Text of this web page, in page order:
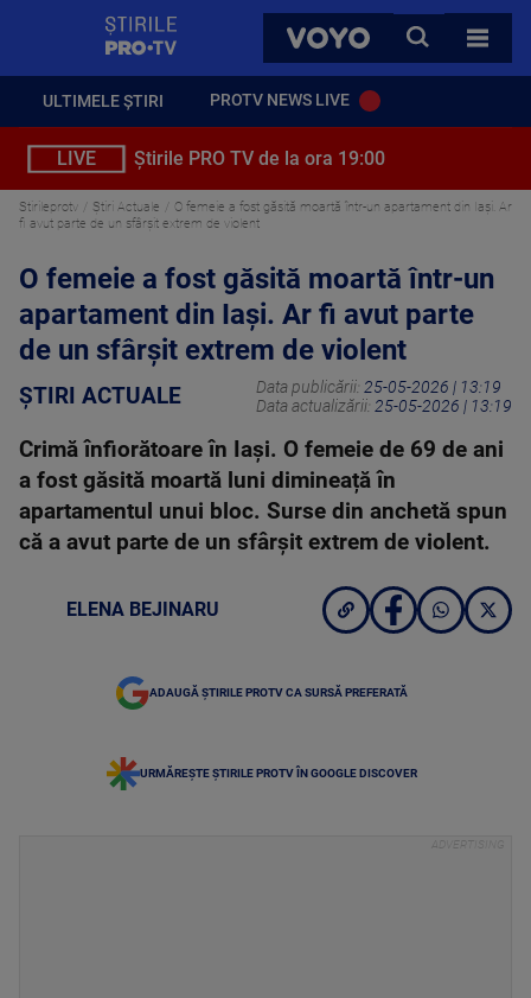
VOYO
CAUTA
TOATE
ULTIMELE ȘTIRI PROTV NEWS LIVE
LIVE Știrile PRO TV de la ora 19:00
Stirileprotv Știri Actuale
O femeie a fost găsită moartă într-un apartament din Iași. Ar
fi avut parte de un sfârșit extrem de violent
O femeie a fost găsită moartă într-un
apartament din Iași. Ar fi avut parte
de un sfârșit extrem de violent
ȘTIRI ACTUALE Data publicării: 25-05-2026 | 13:19
Data actualizării: 25-05-2026 | 13:19
Crimă înfiorătoare în Iași. O femeie de 69 de ani
a fost găsită moartă luni dimineață în
apartamentul unui bloc. Surse din anchetă spun
că a avut parte de un sfârșit extrem de violent.
ELENA BEJINARU
ADAUGĂ ȘTIRILE PROTV CA SURSĂ PREFERATĂ
URMĂREȘTE ȘTIRILE PROTV ÎN GOOGLE DISCOVER